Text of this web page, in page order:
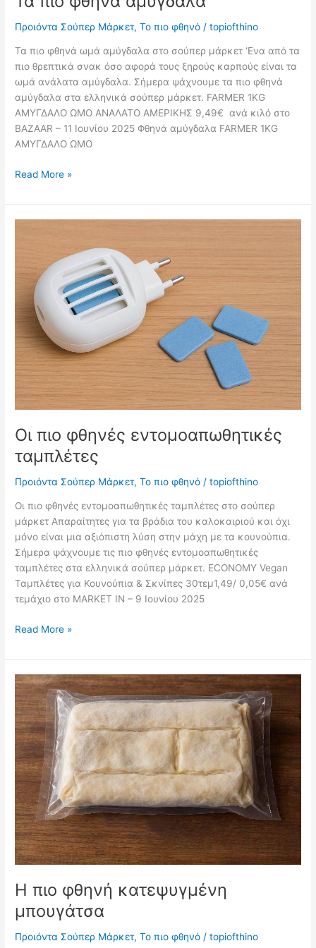
Προιόντα Σούπερ Μάρκετ,Το πιο φθηνό /topiofthino
Τα πιο φθηνά ωμά αμύγδαλα στο σούπερ μάρκετ ‘Ενα από τα
πιο θρεπτικά σνακ όσο αφορά τους ξηρούς καρπούς είναι τα
ωμά ανάλατα αμύγδαλα. Σήμερα ψάχνουμε τα πιο φθηνά
αμύγδαλα στα ελληνικά σούπερ μάρκετ. FARMER 1KG
ΑΜΥΓΔΑΛΟ ΩΜΟ ΑΝΑΛΑΤΟ ΑΜΕΡΙΚΗΣ 9,49€ ανά κιλό στο
BAZAAR – 11 Ιουνίου 2025 Φθηνά αμύγδαλα FARMER 1KG
ΑΜΥΓΔΑΛΟ ΩΜΟ
Τα
φθηνά
αμύγδαλα
Read More »
Οι πιο φθηνές εντομοαπωθητικές
ταμπλέτες
Προιόντα Σούπερ Μάρκετ,Το πιο φθηνό /topiofthino
Οι πιο φθηνές εντομοαπωθητικές ταμπλέτες στο σούπερ
μάρκετ Απαραίτητες για τα βράδια του καλοκαιριού και όχι
μόνο είναι μια αξιόπιστη λύση στην μάχη με τα κουνούπια.
Σήμερα ψάχνουμε τις πιο φθηνές εντομοαπωθητικές
ταμπλέτες στα ελληνικά σούπερ μάρκετ. ECONOMY Vegan
Ταμπλέτες για Κουνούπια & Σκνίπες 30τεμ1,49/ 0,05€ ανά
τεμάχιο στο MARKET IN – 9 Ιουνίου 2025
Οι
φθηνές
εντομοαπωθητικές
ταμπλέτες
Read More »
Η πιο φθηνή κατεψυγμένη
μπουγάτσα
Προιόντα Σούπερ Μάρκετ,Το πιο φθηνό /topiofthino